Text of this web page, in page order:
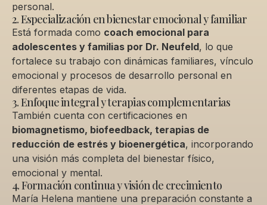
personal.
2. Especialización en bienestar emocional y familiar
Está formada como coach emocional para
adolescentes y familias por Dr. Neufeld, lo que
fortalece su trabajo con dinámicas familiares, vínculo
emocional y procesos de desarrollo personal en
diferentes etapas de vida.
3. Enfoque integral y terapias complementarias
También cuenta con certificaciones en
biomagnetismo, biofeedback, terapias de
reducción de estrés y bioenergética, incorporando
una visión más completa del bienestar físico,
emocional y mental.
4. Formación continua y visión de crecimiento
María Helena mantiene una preparación constante a